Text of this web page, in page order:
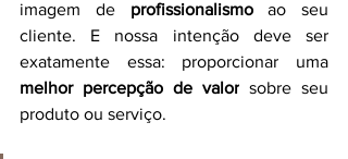
imagem de profissionalismo ao seu
cliente. E nossa intenção deve ser
melhor percepção de valor sobre seu
produto ou serviço.